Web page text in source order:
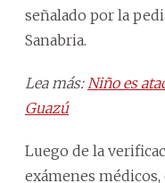
señalado por la
Sanabria.
Lea más: Niño es
Guazú
Luego de la
exámenes